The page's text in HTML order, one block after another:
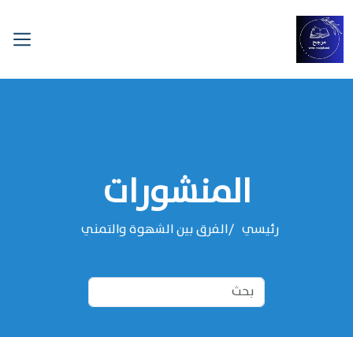
المنشورات
رئيسي الفرق بين الشهوة والتمني